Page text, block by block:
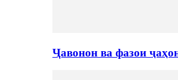
Ҷавонон ва фазои